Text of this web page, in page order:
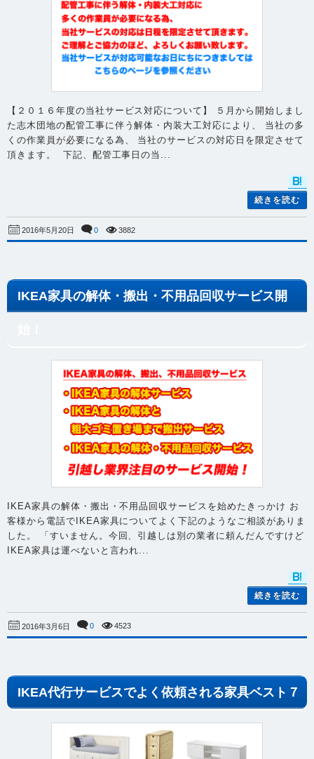
【２０１６年度の当社サービス対応について】 ５月から開始しまし
た志木団地の配管工事に伴う解体・内装大工対応により、 当社の多
くの作業員が必要になる為、 当社のサービスの対応日を限定させて
頂きます。 下記、配管工事日の当...
続きを読む
2016年5月20日 0 3882
IKEA家具の解体・搬出・不用品回収サービス開
IKEA家具の解体・搬出・不用品回収サービスを始めたきっかけ お
客様から電話でIKEA家具についてよく下記のようなご相談がありま
した。 「すいません。今回、引越しは別の業者に頼んだんですけど
IKEA家具は運べないと言われ...
続きを読む
2016年3月6日 0 4523
IKEA代行サービスでよく依頼される家具ベスト７